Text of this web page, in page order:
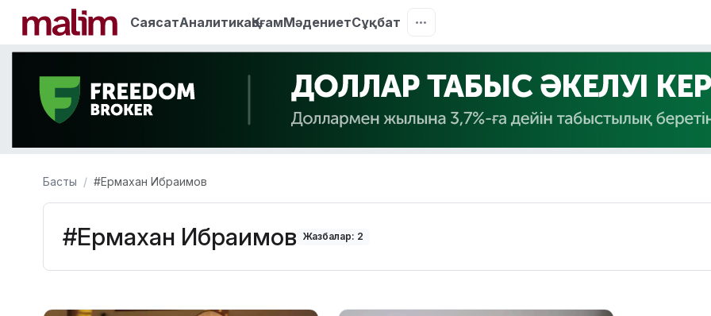
СаясатАналитикаҚоғамМәдениетСұқбат
Басты #Ермахан Ибраимов
#Ермахан Ибраимов Жазбалар: 2